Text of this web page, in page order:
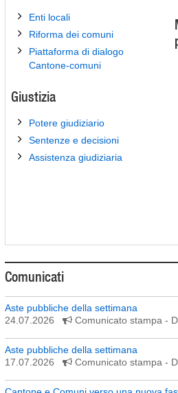
Enti locali
Riforma dei comuni
Piattaforma di dialogo
Cantone-comuni
Giustizia
Potere giudiziario
Sentenze e decisioni
Assistenza giudiziaria
Comunicati
Aste pubbliche della settimana
24.07.2026
Comunicato stampa -
Aste pubbliche della settimana
17.07.2026
Comunicato stampa -